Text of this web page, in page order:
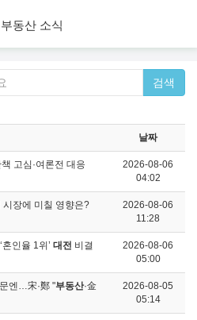
동산 소식
검색
날짜
고심·여론전 대응
2026-08-06
04:02
장에 미칠 영향은?
2026-08-06
11:28
인율 1위’ 대전 비결
2026-08-06
05:00
엔…宋·鄭 "부동산·金
2026-08-05
05:14